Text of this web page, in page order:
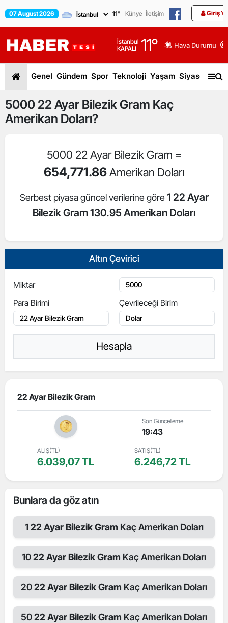
07 August 2026 11° Künye İletişim Giriş
İstanbul
KAPALI
11° Hava Durumu
Genel Gündem Spor Teknoloji Yaşam Siyaset
5000 22 Ayar Bilezik Gram Kaç
Amerikan Doları?
5000 22 Ayar Bilezik Gram =
654,771.86Amerikan Doları
Serbest piyasa güncel verilerine göre 1 22 Ayar
Bilezik Gram 130.95 Amerikan Doları
Altın Çevirici
Miktar
Para Birimi
Çevrileceği Birim
Hesapla
22 Ayar Bilezik Gram
Son Güncelleme
19:43
ALIŞ(TL)
6.039,07 TL
SATIŞ(TL)
6.246,72 TL
Bunlara da göz atın
1 22 Ayar Bilezik Gram Kaç Amerikan Doları
1022 Ayar Bilezik Gram Kaç Amerikan Doları
2022 Ayar Bilezik Gram Kaç Amerikan Doları
5022 Ayar Bilezik Gram Kaç Amerikan Doları